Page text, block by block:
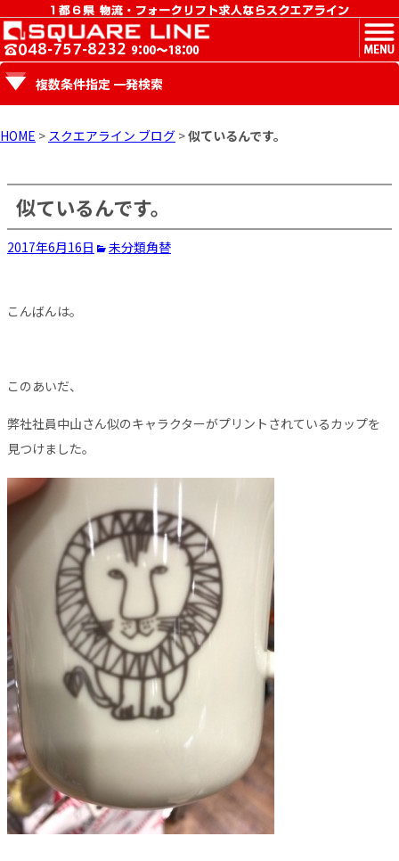
MENU
複数条件指定 一発検索
HOME > スクエアライン ブログ >似ているんです。
似ているんです。
2017年6月16日 未分類角替
こんばんは。
このあいだ、
弊社社員中山さん似のキャラクターがプリントされているカップを
見つけました。